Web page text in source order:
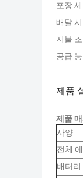
포장
배달
지불
공급
제품
제품
사양
전체
배터리